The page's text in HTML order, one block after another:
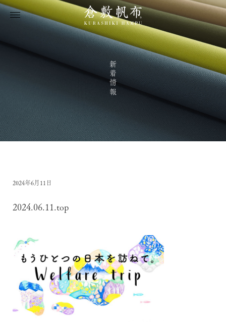
新着情報
2024年6月11日
2024.06.11.top